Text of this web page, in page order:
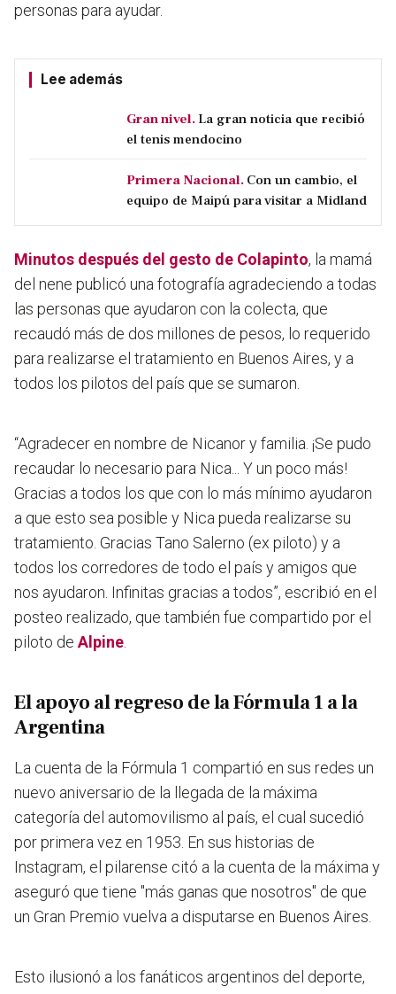
personas para ayudar.
Lee además
Gran nivel. La gran noticia que recibió
el tenis mendocino
Primera Nacional. Con un cambio, el
equipo de Maipú para visitar a Midland
Minutos después del gesto de Colapinto, la mamá
del nene publicó una fotografía agradeciendo a todas
las personas que ayudaron con la colecta, que
recaudó más de dos millones de pesos, lo requerido
para realizarse el tratamiento en Buenos Aires, y a
todos los pilotos del país que se sumaron.
“Agradecer en nombre de Nicanor y familia. ¡Se pudo
recaudar lo necesario para Nica... Y un poco más!
Gracias a todos los que con lo más mínimo ayudaron
a que esto sea posible y Nica pueda realizarse su
tratamiento. Gracias Tano Salerno (ex piloto) y a
todos los corredores de todo el país y amigos que
nos ayudaron. Infinitas gracias a todos”, escribió en el
posteo realizado, que también fue compartido por el
piloto de Alpine
El apoyo al regreso de la Fórmula 1 a la
Argentina
La cuenta de la Fórmula 1 compartió en sus redes un
nuevo aniversario de la llegada de la máxima
categoría del automovilismo al país, el cual sucedió
por primera vez en 1953. En sus historias de
Instagram, el pilarense citó a la cuenta de la máxima y
aseguró que tiene "más ganas que nosotros" de que
un Gran Premio vuelva a disputarse en Buenos Aires.
Esto ilusionó a los fanáticos argentinos del deporte,